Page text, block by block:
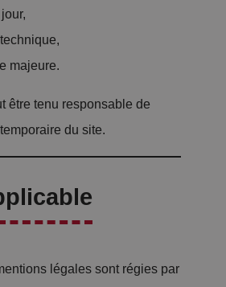
majeure.
être tenu responsable de
du site.
légales sont régies par